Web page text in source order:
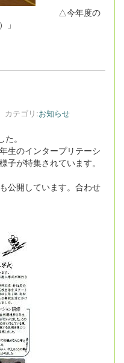
会 △今年度の
」
カテゴリ:お知らせ
。
生のインタープリテーシ
子が特集されています。
も公開しています。合わせ